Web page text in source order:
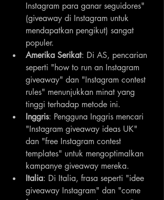
Instagram para ganar seguidores"
(giveaway di Instagram untuk
mendapatkan pengikut) sangat
populer.
Amerika Serikat: Di AS, pencarian
seperti "how to run an Instagram
giveaway" dan "Instagram contest
rules" menunjukkan minat yang
tinggi terhadap metode ini.
Inggris: Pengguna Inggris mencari
"Instagram giveaway ideas UK"
dan "free Instagram contest
templates" untuk mengoptimalkan
kampanye giveaway mereka.
Italia: Di Italia, frasa seperti "idee
giveaway Instagram" dan "come